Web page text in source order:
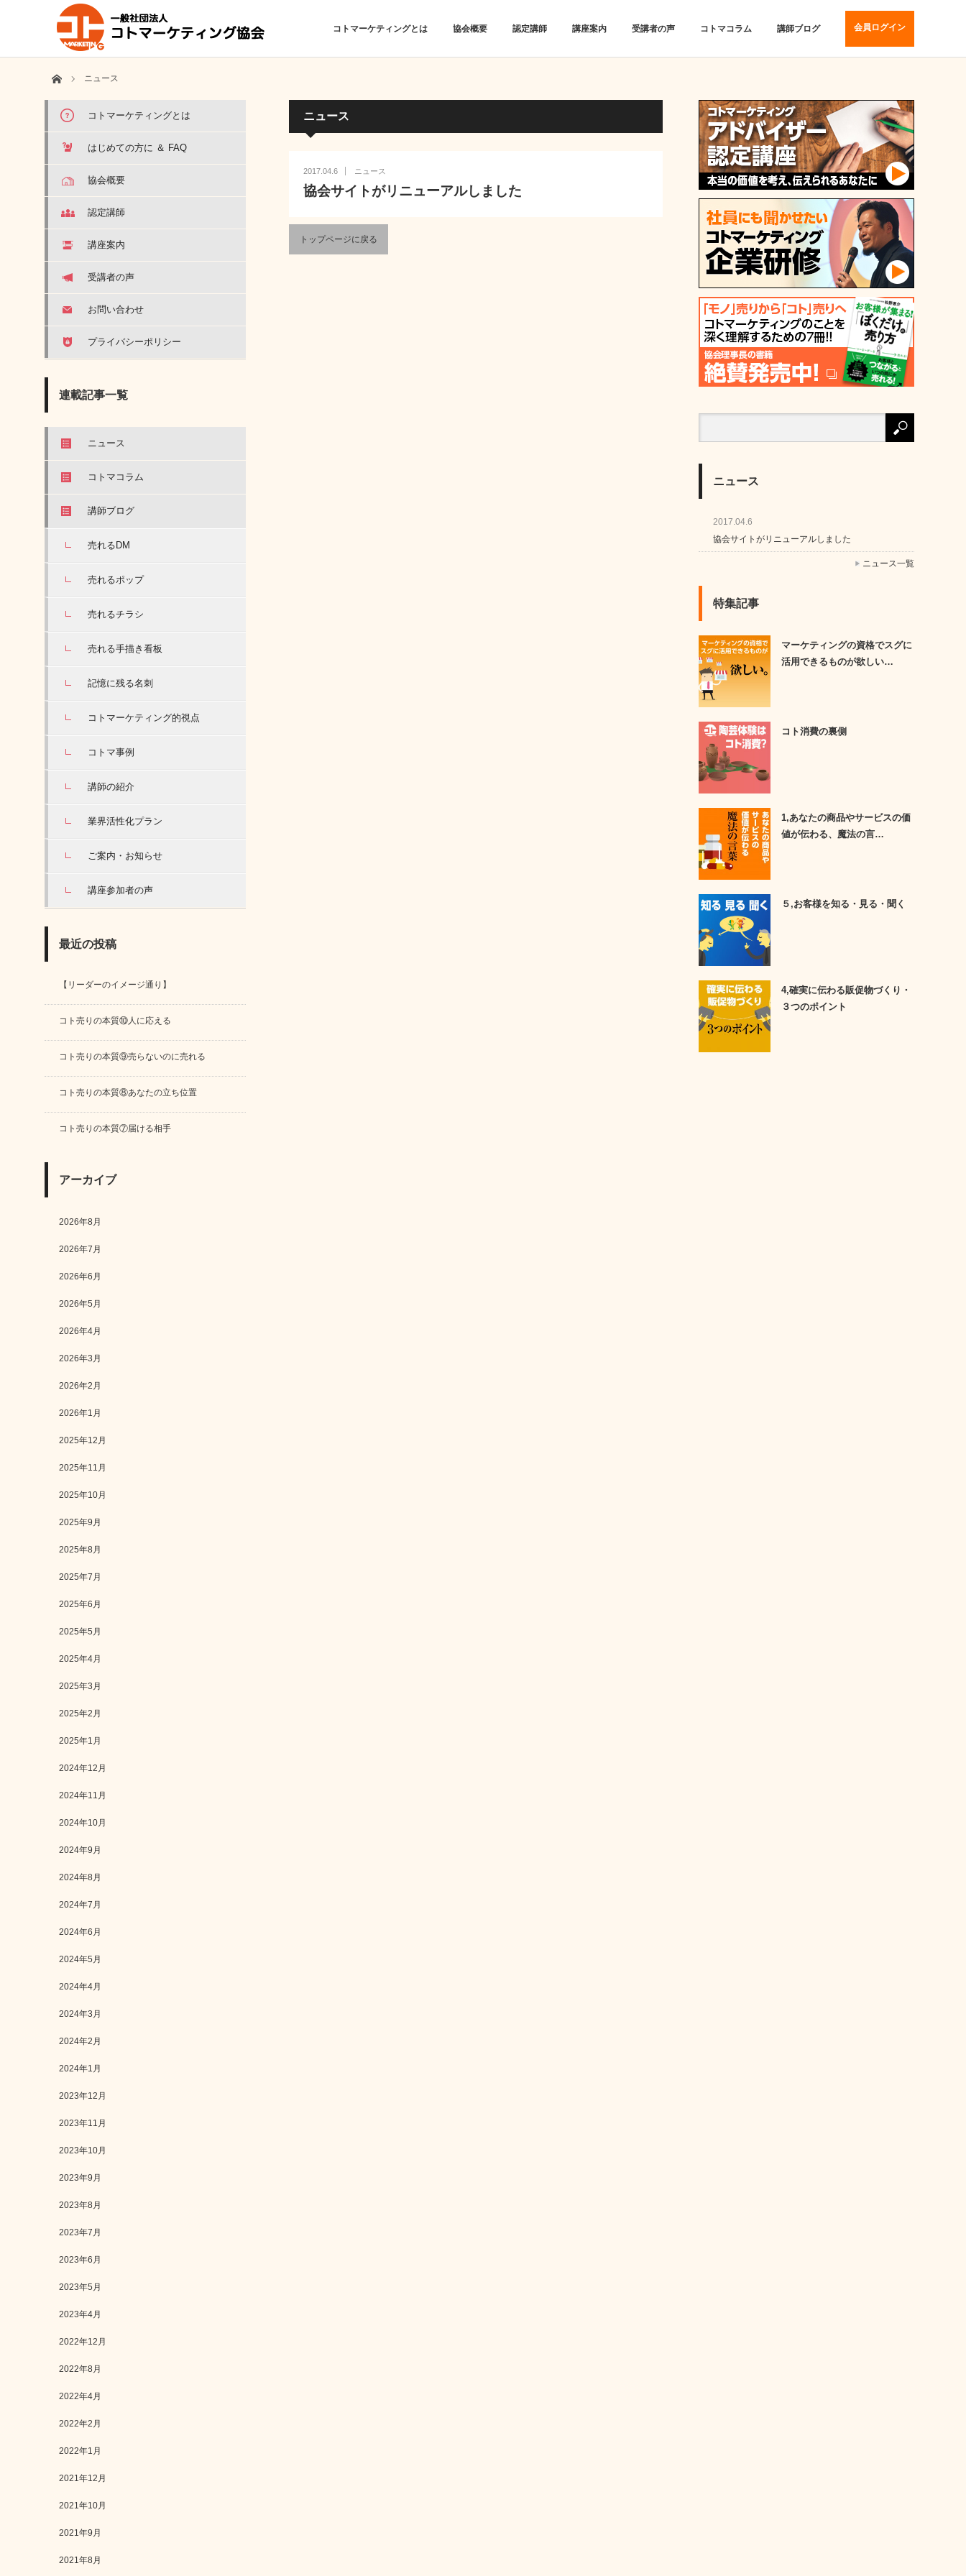
コトマーケティングとは 協会概要 認定講師 講座案内 受講者の声 コトマコラム 講師ブログ 会員ログイン
ホーム ニュース
ニュース
2017.04.6 ニュース
協会サイトがリニューアルしました
トップページに戻る
コトマーケティングとは
はじめての方に ＆ FAQ
協会概要
認定講師
講座案内
受講者の声
お問い合わせ
プライバシーポリシー
連載記事一覧
ニュース
コトマコラム
講師ブログ
売れるDM
売れるポップ
売れるチラシ
売れる手描き看板
記憶に残る名刺
コトマーケティング的視点
コトマ事例
講師の紹介
業界活性化プラン
ご案内・お知らせ
講座参加者の声
最近の投稿
【リーダーのイメージ通り】
コト売りの本質⑩人に応える
コト売りの本質⑨売らないのに売れる
コト売りの本質⑧あなたの立ち位置
コト売りの本質⑦届ける相手
アーカイブ
2026年8月
2026年7月
2026年6月
2026年5月
2026年4月
2026年3月
2026年2月
2026年1月
2025年12月
2025年11月
2025年10月
2025年9月
2025年8月
2025年7月
2025年6月
2025年5月
2025年4月
2025年3月
2025年2月
2025年1月
2024年12月
2024年11月
2024年10月
2024年9月
2024年8月
2024年7月
2024年6月
2024年5月
2024年4月
2024年3月
2024年2月
2024年1月
2023年12月
2023年11月
2023年10月
2023年9月
2023年8月
2023年7月
2023年6月
2023年5月
2023年4月
2022年12月
2022年8月
2022年4月
2022年2月
2022年1月
2021年12月
2021年10月
2021年9月
2021年8月
ニュース
2017.04.6
協会サイトがリニューアルしました
ニュース一覧
特集記事
マーケティングの資格でスグに
活用できるものが欲しい…
コト消費の裏側
1,あなたの商品やサービスの価
値が伝わる、魔法の言…
５,お客様を知る・見る・聞く
4,確実に伝わる販促物づくり・
３つのポイント